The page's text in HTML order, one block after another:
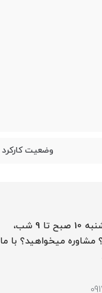
وضعیت کارکرد
شنبه تا پنج شنبه 10 صبح تا 9 شب،
مشاوره میخواهید؟ با ما